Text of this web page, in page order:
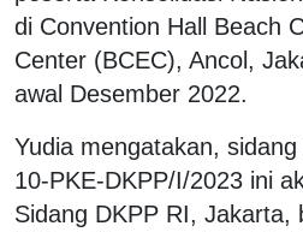
di Convention Hall Beach
Center (BCEC), Ancol,
awal Desember 2022.
Yudia mengatakan,
10-PKE-DKPP/I/2023 ini
Sidang DKPP RI, Jakarta,